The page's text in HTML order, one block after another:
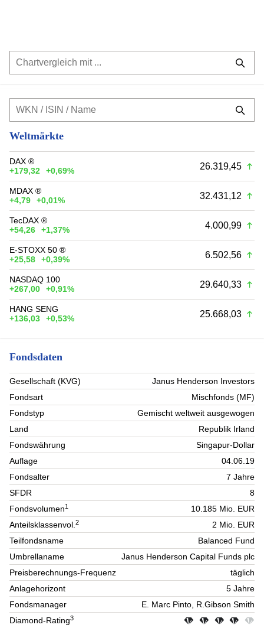
Weltmärkte
DAX ®
+179,32
+0,69% 26.319,45
MDAX ®
+4,79
+0,01% 32.431,12
TecDAX ®
+54,26
+1,37% 4.000,99
E-STOXX 50 ®
+25,58
+0,39% 6.502,56
NASDAQ 100
+267,00
+0,91% 29.640,33
HANG SENG
+136,03
+0,53% 25.668,03
Fondsdaten
Gesellschaft (KVG)
Janus Henderson Investors
Fondsart
Mischfonds (MF)
Fondstyp
Gemischt weltweit ausgewogen
Land
Republik Irland
Fondswährung
Singapur-Dollar
Auflage
04.06.19
Fondsalter
7 Jahre
SFDR
8
Fondsvolumen1
10.185 Mio. EUR
Anteilsklassenvol.2
2 Mio. EUR
Teilfondsname
Balanced Fund
Umbrellaname
Janus Henderson Capital Funds plc
Preisberechnungs-Frequenz
täglich
Anlagehorizont
5 Jahre
Fondsmanager
E. Marc Pinto, R.Gibson Smith
Diamond-Rating3